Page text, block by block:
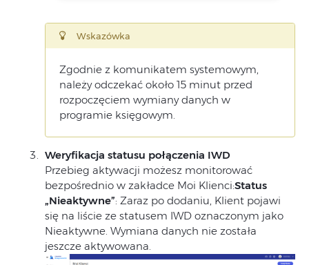
Wskazówka
Zgodnie z komunikatem systemowym,
należy odczekać około 15 minut przed
rozpoczęciem wymiany danych w
programie księgowym.
Weryfikacja statusu połączenia IWD
Przebieg aktywacji możesz monitorować
bezpośrednio w zakładce Moi Klienci:Status
„Nieaktywne”: Zaraz po dodaniu, Klient pojawi
się na liście ze statusem IWD oznaczonym jako
Nieaktywne. Wymiana danych nie została
jeszcze aktywowana.